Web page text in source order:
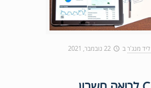
ליד מנג'רב 22 נובמבר, 2021